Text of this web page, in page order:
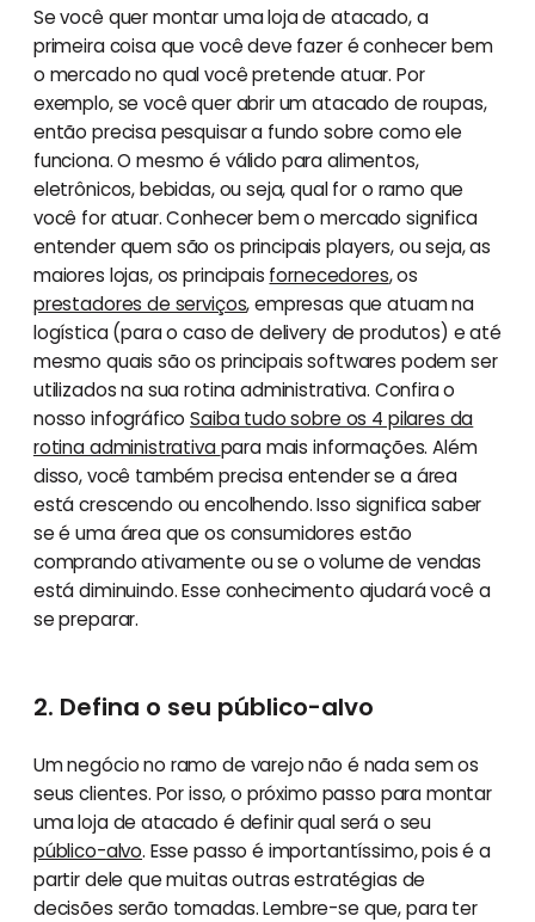
Se você quer montar uma loja de atacado, a
primeira coisa que você deve fazer é conhecer bem
o mercado no qual você pretende atuar. Por
exemplo, se você quer abrir um atacado de roupas,
então precisa pesquisar a fundo sobre como ele
funciona. O mesmo é válido para alimentos,
eletrônicos, bebidas, ou seja, qual for o ramo que
você for atuar. Conhecer bem o mercado significa
entender quem são os principais players, ou seja, as
maiores lojas, os principais fornecedores, os
prestadores de serviços, empresas que atuam na
logística (para o caso de delivery de produtos) e até
mesmo quais são os principais softwares podem ser
utilizados na sua rotina administrativa. Confira o
nosso infográficoSaiba tudo sobre os 4 pilares da
rotina administrativapara mais informações. Além
disso, você também precisa entender se a área
está crescendo ou encolhendo. Isso significa saber
se é uma área que os consumidores estão
comprando ativamente ou se o volume de vendas
está diminuindo. Esse conhecimento ajudará você a
se preparar.
2. Defina o seu público-alvo
Um negócio no ramo de varejo não é nada sem os
seus clientes. Por isso, o próximo passo para montar
uma loja de atacado é definir qual será o seu
público-alvo. Esse passo é importantíssimo, pois é a
partir dele que muitas outras estratégias de
decisões serão tomadas. Lembre-se que, para ter